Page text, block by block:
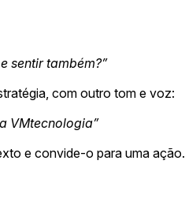
sentir também?”
com outro tom e voz:
VMtecnologia”
e convide-o para uma ação.